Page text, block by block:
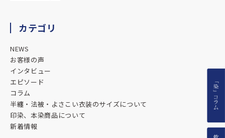
カテゴリ
NEWS
お客様の声
インタビュー
エピソード
コラム
半纏・法被・よさこい衣装のサイズについて
印染、本染商品について
新着情報